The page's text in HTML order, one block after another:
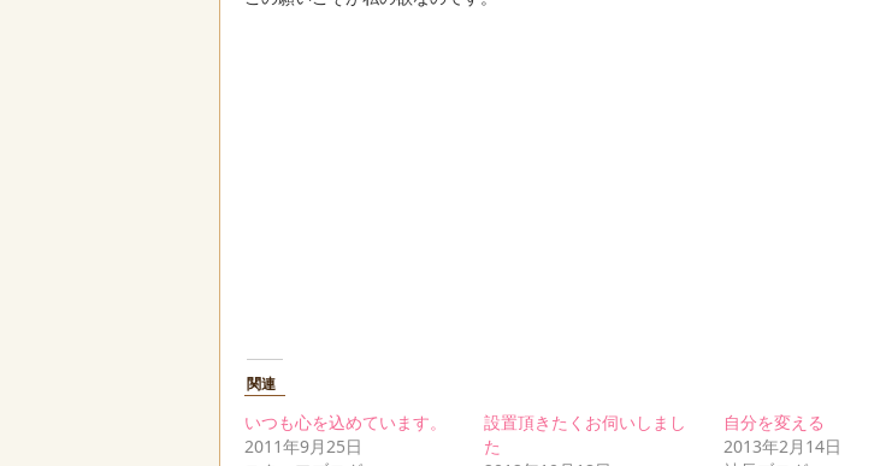
関連
いつも心を込めています。
2011年9月25日
設置頂きたくお伺いしまし
た
自分を変える
2013年2月14日